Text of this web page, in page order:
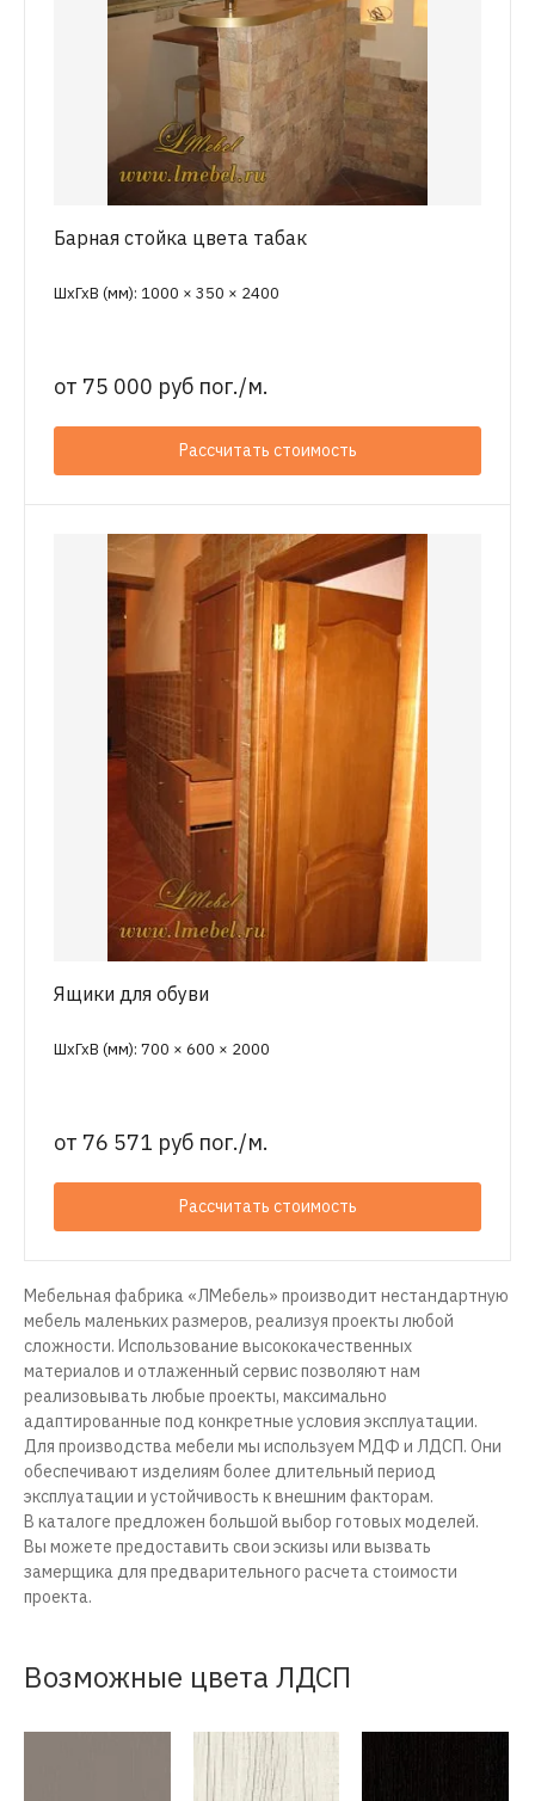
Барная стойка цвета табак
ШхГхВ (мм): 1000 × 350 × 2400
от 75 000 руб пог./м.
Рассчитать стоимость
Ящики для обуви
ШхГхВ (мм): 700 × 600 × 2000
от 76 571 руб пог./м.
Рассчитать стоимость
Мебельная фабрика «ЛМебель» производит нестандартную
мебель маленьких размеров, реализуя проекты любой
сложности. Использование высококачественных
материалов и отлаженный сервис позволяют нам
реализовывать любые проекты, максимально
адаптированные под конкретные условия эксплуатации.
Для производства мебели мы используем МДФ и ЛДСП. Они
обеспечивают изделиям более длительный период
эксплуатации и устойчивость к внешним факторам.
В каталоге предложен большой выбор готовых моделей.
Вы можете предоставить свои эскизы или вызвать
замерщика для предварительного расчета стоимости
проекта.
Возможные цвета ЛДСП